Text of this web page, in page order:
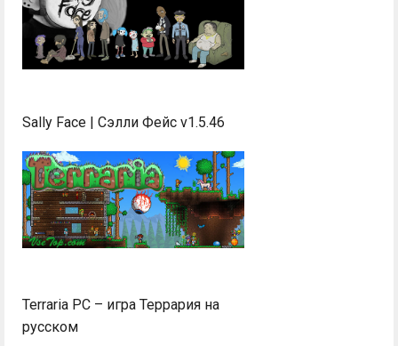
Sally Face | Сэлли Фейс v1.5.46
Terraria PC – игра Террария на
русском